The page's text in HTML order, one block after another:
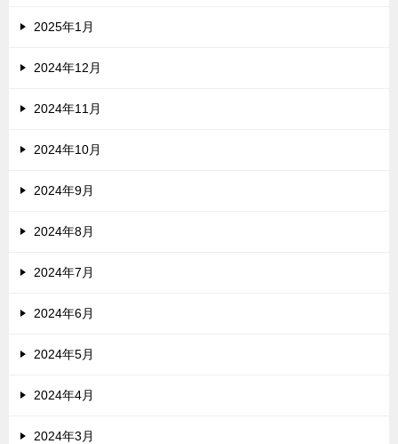
2025年1月
2024年12月
2024年11月
2024年10月
2024年9月
2024年8月
2024年7月
2024年6月
2024年5月
2024年4月
2024年3月